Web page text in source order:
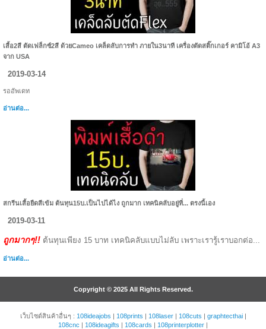
เสื้อ2สี ตัดเฟล็กซ์2สี ด้วยCameo เคล็ดลับการทำ ภายใน3นาที เครื่องตัดสติ๊กเกอร์ คามิโอ้ A3
จาก USA
2019-03-14
รออัพเดท
อ่านต่อ...
สกรีนเสื้อยืดสีเข้ม ต้นทุน15บ.เป็นไปได้ไง ถูกมาก เทคนิคลับอยู่ที่... ตรงนี้เอง
2019-03-11
ถูกมากๆ!! ต้นทุนเพียง 15 บาท เทคนิคลับแบบไม่ลับ เพราะเรารู้เราบอกต่อ...
อ่านต่อ...
Copyright © 2025 All Rights Reserved.
เว็บไซต์สินค้าอื่นๆ : 108ideajobs 108prints 108laser| 108cuts graphtecthai|
108cnc
108ideagifts 108cards 108printerplotter